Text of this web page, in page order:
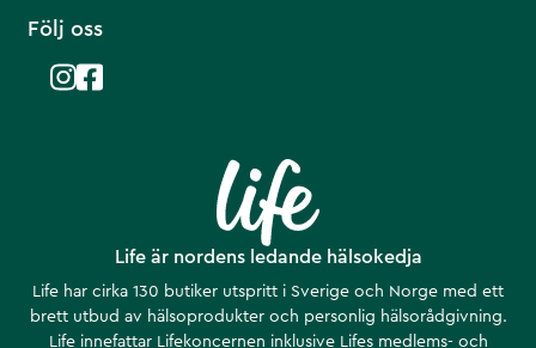
Life är nordens ledande hälsokedja
Life har cirka 130 butiker utspritt i Sverige och Norge med ett
brett utbud av hälsoprodukter och personlig hälsorådgivning.
Life innefattar Lifekoncernen inklusive Lifes medlems- och
Följ oss